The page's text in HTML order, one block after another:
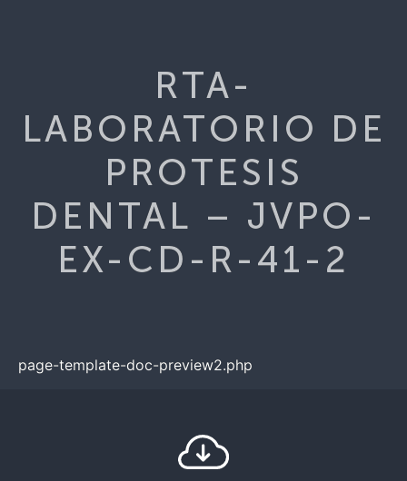
RTA-
LABORATORIO DE
PROTESIS
DENTAL – JVPO-
EX-CD-R-41-2
page-template-doc-preview2.php